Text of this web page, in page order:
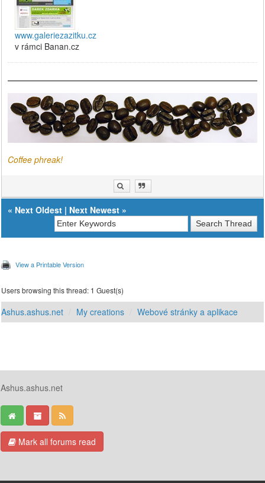
www.galeriezazitku.cz
v rámci Banan.cz
Coffee phreak!
« Next Oldest | Next Newest »
View a Printable Version
Users browsing this thread: 1 Guest(s)
Ashus.ashus.net My creations Webové stránky a aplikace
Ashus.ashus.net
Mark all forums read